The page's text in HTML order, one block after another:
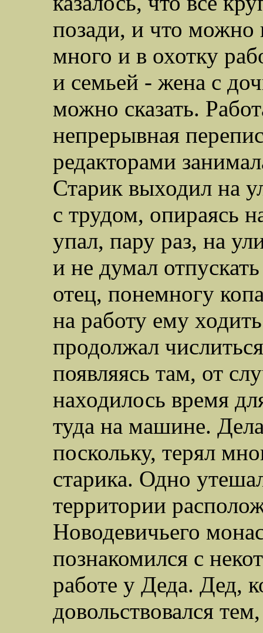
позади, и что можно
много и в охотку
и семьей - жена с
можно сказать.
непрерывная
редакторами
Старик выходил на
с трудом, опираясь
упал, пару раз, на
и не думал
отец, понемногу
на работу ему
продолжал
появляясь там, от
находилось время
туда на машине.
поскольку, терял
старика. Одно
территории
Новодевичьего
познакомился с
работе у Деда. Дед,
довольствовался